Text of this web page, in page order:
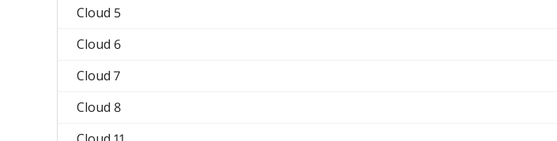
Cloud 5
Cloud 6
Cloud 7
Cloud 8